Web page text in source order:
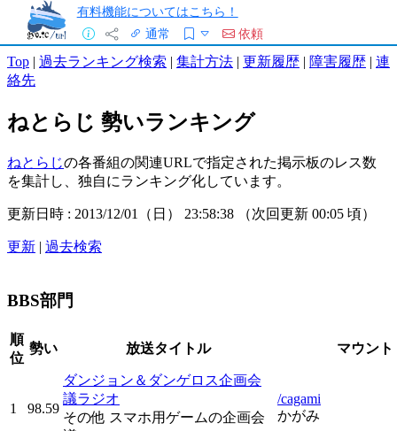
有料機能についてはこちら！
通常
依頼